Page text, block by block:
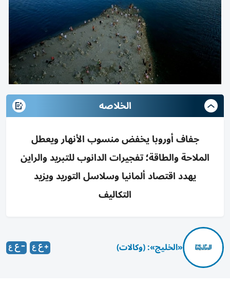
الخلاصه
جفاف أوروبا يخفض منسوب الأنهار ويعطل
الملاحة والطاقة؛ تفجيرات الدانوب للتبريد والراين
يهدد اقتصاد ألمانيا وسلاسل التوريد ويزيد
التكاليف
«الخليج»: (وكالات)